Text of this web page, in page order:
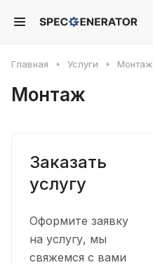
Главная Услуги Монтаж
Монтаж
Заказать
услугу
Оформите заявку
на услугу, мы
свяжемся с вами